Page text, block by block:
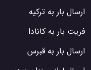
ارسال بار به ترکیه
فریت بار به کانادا
ارسال بار به قبرس